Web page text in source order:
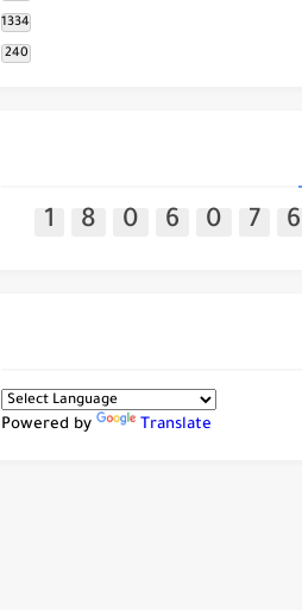
1334
240
1 8 0 6 0 7 6
Powered by Translate